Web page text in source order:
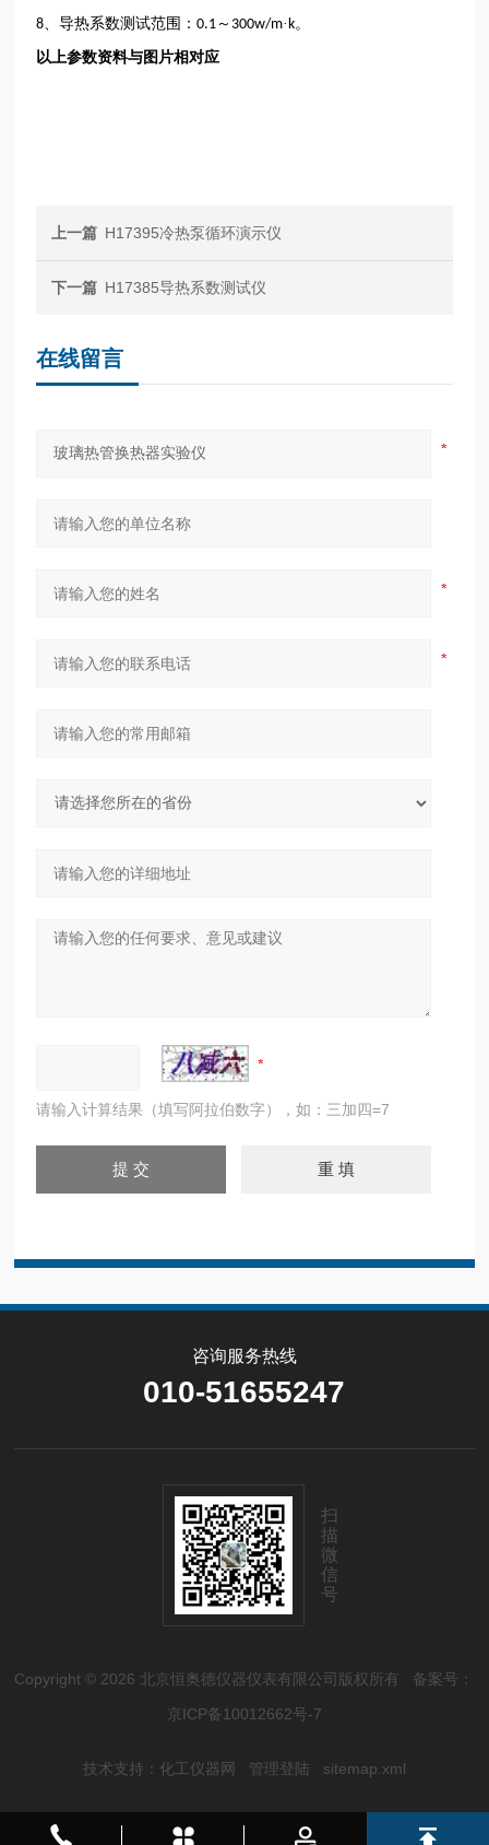
8 、导热系数测试范围：0.1 ～ 300w/m· k。
以上参数资料与图片相对应
上一篇 H17395冷热泵循环演示仪
下一篇 H17385导热系数测试仪
在线留言
请输入计算结果（填写阿拉伯数字），如：三加四=7
咨询服务热线
010-51655247
扫
描
微
信
号
Copyright © 2026 北京恒奥德仪器仪表有限公司版权所有 备案号：
京ICP备10012662号-7
技术支持： 化工仪器网 管理登陆 sitemap.xml